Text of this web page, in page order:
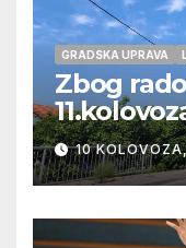
GRADSKA UPRAVA
Zbog
ulice
10